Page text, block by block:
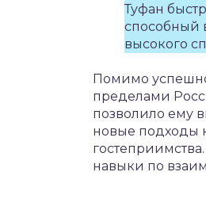
Туфан
способный
высокого
Помимо
пределами
позволило ему
новые подходы
навыки по